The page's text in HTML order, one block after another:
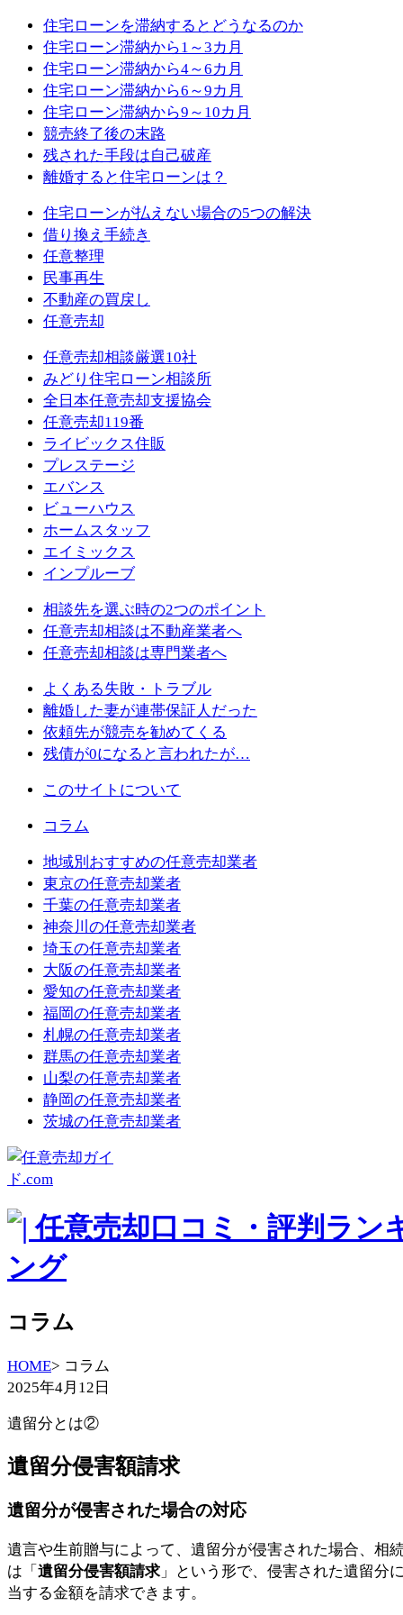
住宅ローンを滞納するとどうなるのか
住宅ローン滞納から1～3カ月
住宅ローン滞納から4～6カ月
住宅ローン滞納から6～9カ月
住宅ローン滞納から9～10カ月
競売終了後の末路
残された手段は自己破産
離婚すると住宅ローンは？
住宅ローンが払えない場合の5つの解決
借り換え手続き
任意整理
民事再生
不動産の買戻し
任意売却
任意売却相談厳選10社
みどり住宅ローン相談所
全日本任意売却支援協会
任意売却119番
ライビックス住販
プレステージ
エバンス
ビューハウス
ホームスタッフ
エイミックス
インプルーブ
相談先を選ぶ時の2つのポイント
任意売却相談は不動産業者へ
任意売却相談は専門業者へ
よくある失敗・トラブル
離婚した妻が連帯保証人だった
依頼先が競売を勧めてくる
残債が0になると言われたが…
このサイトについて
コラム
地域別おすすめの任意売却業者
東京の任意売却業者
千葉の任意売却業者
神奈川の任意売却業者
埼玉の任意売却業者
大阪の任意売却業者
愛知の任意売却業者
福岡の任意売却業者
札幌の任意売却業者
群馬の任意売却業者
山梨の任意売却業者
静岡の任意売却業者
茨城の任意売却業者
コラム
HOME> コラム
2025年4月12日
遺留分とは②
遺留分侵害額請求
遺留分が侵害された場合の対応
遺言や生前贈与によって、遺留分が侵害された場合、相
は「 遺留分侵害額請求」という形で、侵害された遺留分
当する金額を請求できます。